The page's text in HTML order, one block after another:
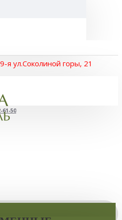
61-50
я ул.Соколиной горы, 21